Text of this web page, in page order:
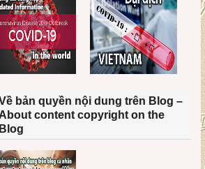
bản quyền nội dung trên Blog –
content copyright on the